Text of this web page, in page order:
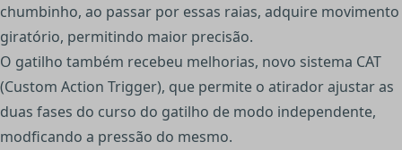
chumbinho, ao passar por essas raias, adquire movimento
giratório, permitindo maior precisão.
O gatilho também recebeu melhorias, novo sistema CAT
(Custom Action Trigger), que permite o atirador ajustar as
duas fases do curso do gatilho de modo independente,
modficando a pressão do mesmo.